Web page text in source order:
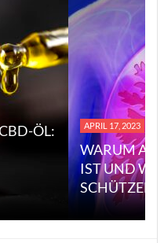
ÖL:
APRIL 17, 2023
WARUM
IST UND
SCHÜTZEN